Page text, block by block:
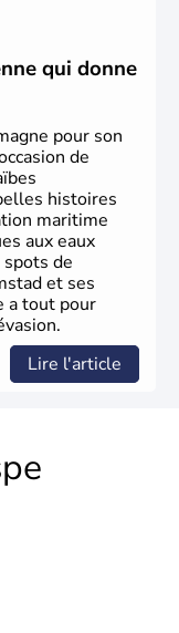
Le pays
naître dans tous
en passant par la
Thomas Mann,
qui donne
pour son
de
histoires
maritime
aux eaux
de
et ses
a tout pour
Lire l'article